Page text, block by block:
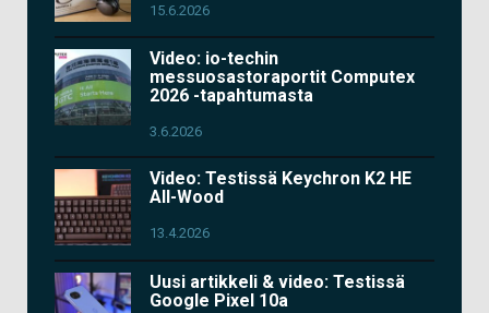
15.6.2026
Video: io-techin
messuosastoraportit Computex
2026 -tapahtumasta
3.6.2026
Video: Testissä Keychron K2 HE
All-Wood
13.4.2026
Uusi artikkeli & video: Testissä
Google Pixel 10a